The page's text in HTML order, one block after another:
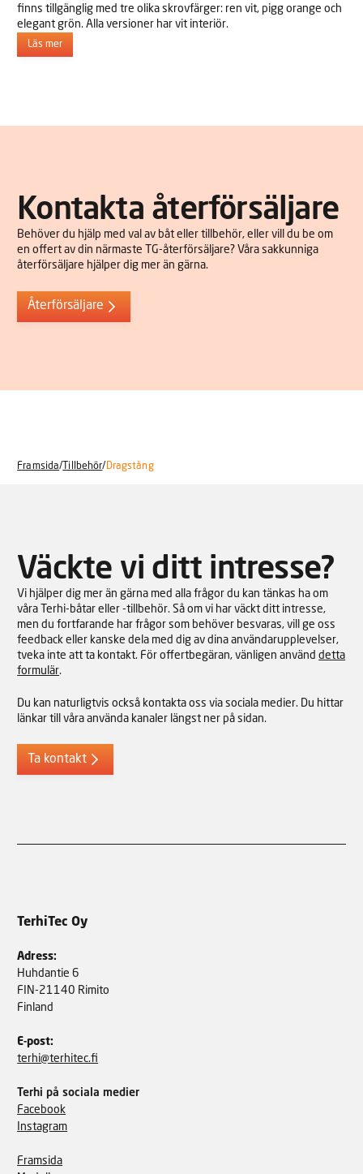
finns tillgänglig med tre olika skrovfärger: ren vit, pigg orange och
elegant grön. Alla versioner har vit interiör.
Läs mer
Kontakta återförsäljare
Behöver du hjälp med val av båt eller tillbehör, eller vill du be om
en offert av din närmaste TG-återförsäljare? Våra sakkunniga
återförsäljare hjälper dig mer än gärna.
Återförsäljare
Framsida/ Tillbehör/Dragstång
Väckte vi ditt intresse?
Vi hjälper dig mer än gärna med alla frågor du kan tänkas ha om
våra Terhi-båtar eller -tillbehör. Så om vi har väckt ditt intresse,
men du fortfarande har frågor som behöver besvaras, vill ge oss
feedback eller kanske dela med dig av dina användarupplevelser,
tveka inte att ta kontakt. För offertbegäran, vänligen använddetta
formulär.
Du kan naturligtvis också kontakta oss via sociala medier. Du hittar
länkar till våra använda kanaler längst ner på sidan.
Ta kontakt
TerhiTec Oy
Adress:
Huhdantie 6
FIN-21140 Rimito
Finland
E-post:
terhi@terhitec.fi
Terhi på sociala medier
Facebook
Instagram
Framsida